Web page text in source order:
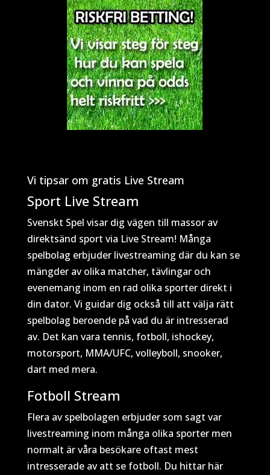
Vi tipsar om gratis Live Stream
Sport Live Stream
Svenskt Spel visar dig vägen till massor av
direktsänd sport via Live Stream! Många
spelbolag erbjuder livestreaming där du kan se
mängder av olika matcher, tävlingar och
evenemang inom en rad olika sporter direkt i
din dator. Vi guidar dig också till att välja rätt
spelbolag beroende på vad du är intresserad
av. Det kan vara tennis, fotboll, ishockey,
motorsport, MMA/UFC, volleyboll, snooker,
dart med mera.
Fotboll Stream
Flera av spelbolagen erbjuder som sagt var
livestreaming inom många olika sporter men
normalt är våra besökare oftast mest
intresserade av att se fotboll. Du hittar här